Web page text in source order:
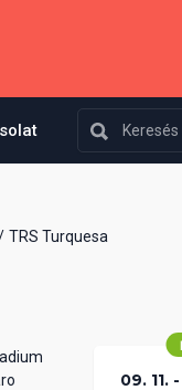
TRS Turquesa
09. 11.